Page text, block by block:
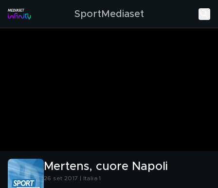
SportMediaset
Mertens, cuore Napoli
26 set 2017 | Italia 1